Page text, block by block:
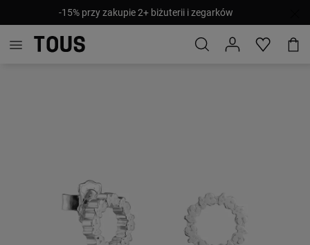
-15% przy zakupie 2+ biżuterii i zegarków